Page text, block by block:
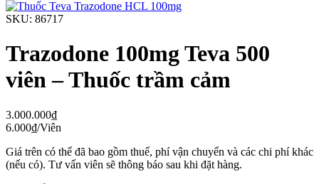
SKU: 86717
Trazodone 100mg Teva 500
viên – Thuốc trầm cảm
3.000.000₫
6.000₫/Viên
Giá trên có thể đã bao gồm thuế, phí vận chuyển và các chi phí khác
(nếu có). Tư vấn viên sẽ thông báo sau khi đặt hàng.